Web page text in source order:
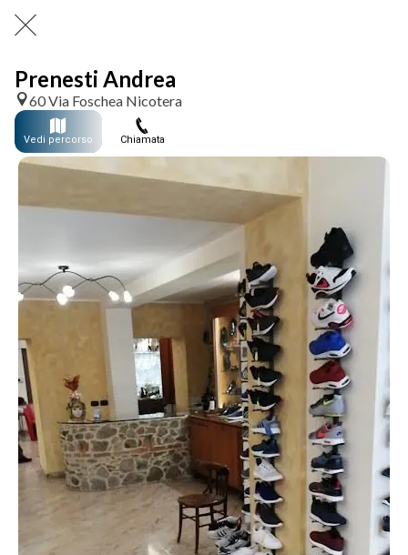
Prenesti Andrea
60 Via Foschea Nicotera
Vedi percorso Chiamata